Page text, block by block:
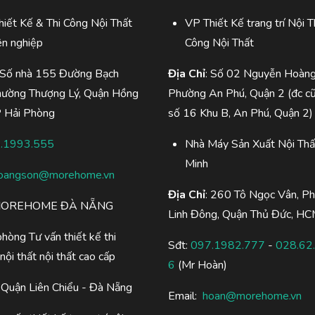
Kế & Thi Công Nội Thất
nghiệp
nhà 155 Đường Bạch
Thượng Lý, Quận Hồng
Hải Phòng
ĐÀ NẴNG
Tư vấn thiết kế thi
thất nội thất cao cấp
Quận Liên Chiểu - Đà Nẵng
VP Thiết Kế trang trí Nội
Công Nội Thất
Địa Chỉ: Số 02 Nguyễn
Phường An Phú, Quận 2 (đc
số 16 Khu B, An Phú, Quận 2)
Nhà Máy Sản Xuất Nội
Minh
Địa Chỉ: 260 Tô Ngọc Vân,
Linh Đông, Quận Thủ Đức,
Sđt: 097.1982.777 -
6 (Mr Hoàn)
Email: hoan@morehome.vn